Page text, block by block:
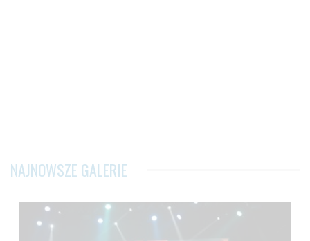
NAJNOWSZE GALERIE